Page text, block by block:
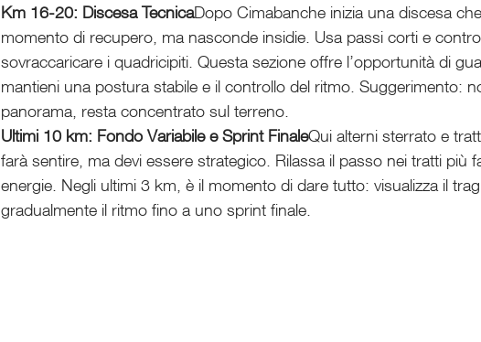
Km 16-20: Discesa TecnicaDopo Cimabanche inizia una discesa
momento di recupero, ma nasconde insidie. Usa passi corti e
sovraccaricare i quadricipiti. Questa sezione offre l’opportunità di
mantieni una postura stabile e il controllo del ritmo. Suggerimento:
panorama, resta concentrato sul terreno.
Ultimi 10 km: Fondo Variabile e Sprint FinaleQui alterni sterrato e
farà sentire, ma devi essere strategico. Rilassa il passo nei tratti più
energie. Negli ultimi 3 km, è il momento di dare tutto: visualizza il
gradualmente il ritmo fino a uno sprint finale.